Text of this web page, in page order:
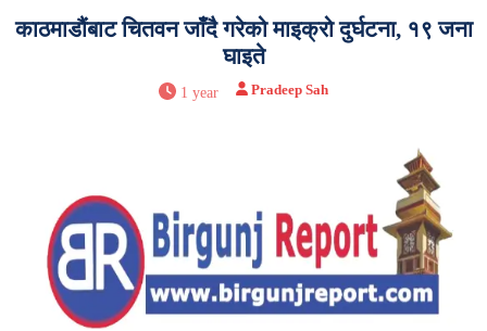
काठमाडौंबाट चितवन जाँदै गरेको माइक्रो दुर्घटना, १९ जना
घाइते
1 year Pradeep Sah